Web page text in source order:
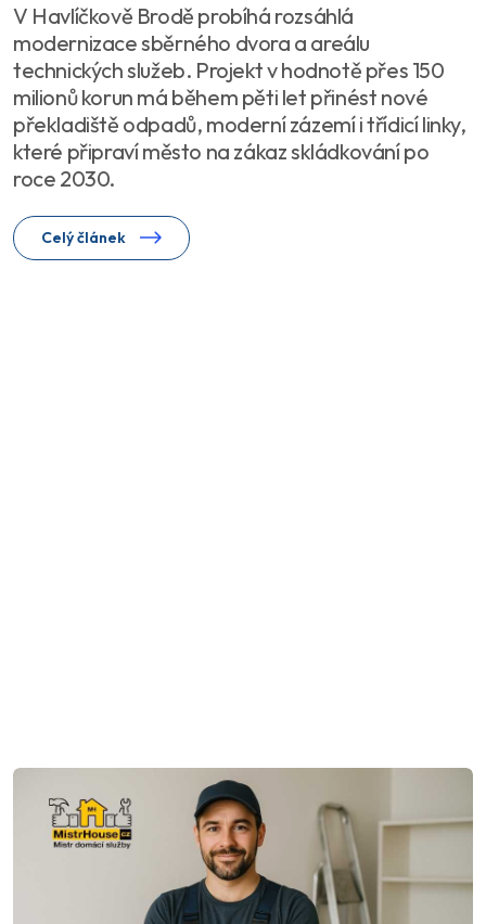
V Havlíčkově Brodě probíhá rozsáhlá
modernizace sběrného dvora a areálu
technických služeb. Projekt v hodnotě přes 150
milionů korun má během pěti let přinést nové
překladiště odpadů, moderní zázemí i třídicí linky,
které připraví město na zákaz skládkování po
roce 2030.
Celý článek